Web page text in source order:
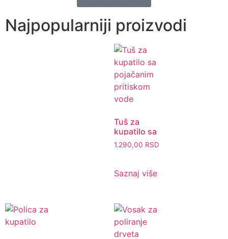
Najpopularniji proizvodi
Tuš za
kupatilo sa
pojačanim
pritiskom
1.290,00 RSD
Saznaj više